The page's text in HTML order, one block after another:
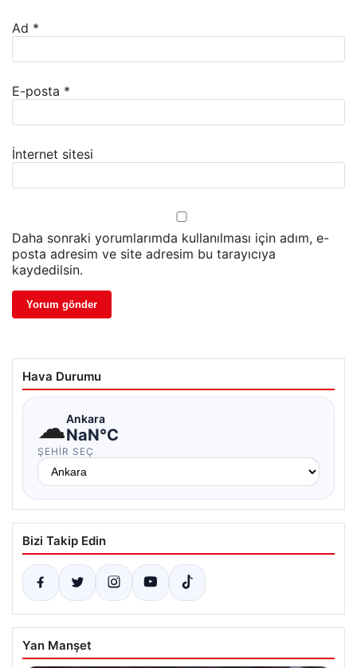
Ad *
E-posta *
İnternet sitesi
Daha sonraki yorumlarımda kullanılması için adım, e-
posta adresim ve site adresim bu tarayıcıya
kaydedilsin.
Hava Durumu
☁Ankara
NaN°C
ŞEHIR SEÇ
Bizi Takip Edin
Yan Manşet